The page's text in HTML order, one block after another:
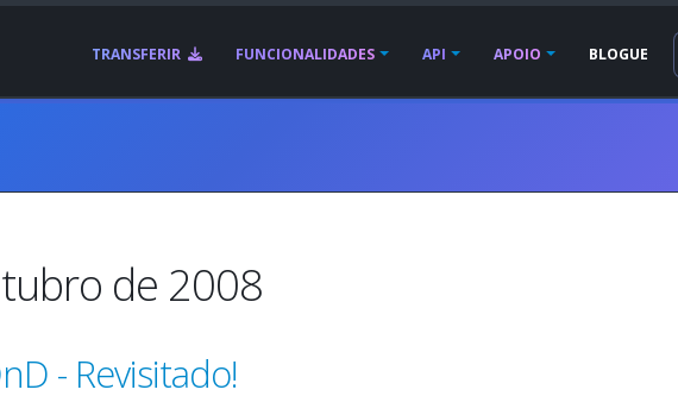
TRANSFERIR FUNCIONALIDADES API APOIO BLOGUE
de 2008
- Revisitado!